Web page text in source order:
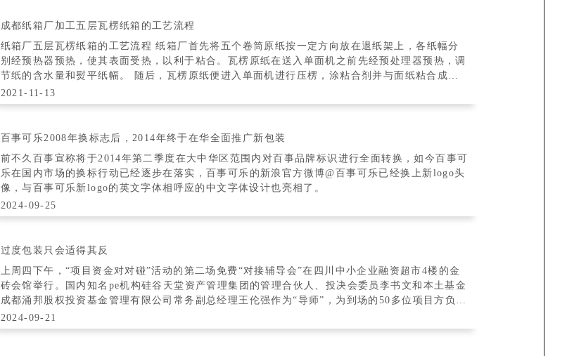
成都纸箱厂加工五层瓦楞纸箱的工艺流程
纸箱厂五层瓦楞纸箱的工艺流程 纸箱厂首先将五个卷筒原纸按一定方向放在退纸架上，各纸幅分
别经预热器预热，使其表面受热，以利于粘合。瓦楞原纸在送入单面机之前先经预处理器预热，调
节纸的含水量和熨平纸幅。 随后，瓦楞原纸便进入单面机进行压楞，涂粘合剂并与面纸粘合成单
面瓦楞纸板。单面瓦楞纸板制成后被提升输送
2021-11-13
百事可乐2008年换标志后，2014年终于在华全面推广新包装
前不久百事宣称将于2014年第二季度在大中华区范围内对百事品牌标识进行全面转换，如今百事可
乐在国内市场的换标行动已经逐步在落实，百事可乐的新浪官方微博@百事可乐已经换上新logo头
像，与百事可乐新logo的英文字体相呼应的中文字体设计也亮相了。
2024-09-25
过度包装只会适得其反
上周四下午，“项目资金对对碰”活动的第二场免费“对接辅导会”在四川中小企业融资超市4楼的金
砖会馆举行。国内知名pe机构硅谷天堂资产管理集团的管理合伙人、投决会委员李书文和本土基金
成都涌邦股权投资基金管理有限公司常务副总经理王伦强作为“导师”，为到场的50多位项目方负责
人指点迷津。 硅谷天堂李书文：
2024-09-21